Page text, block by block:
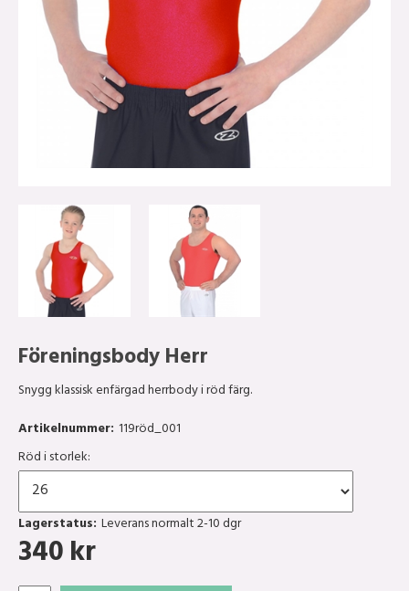
Föreningsbody Herr
Snygg klassisk enfärgad herrbody i röd färg.
Artikelnummer: 119röd_001
Röd i storlek:
Lagerstatus: Leverans normalt 2-10 dgr
340kr